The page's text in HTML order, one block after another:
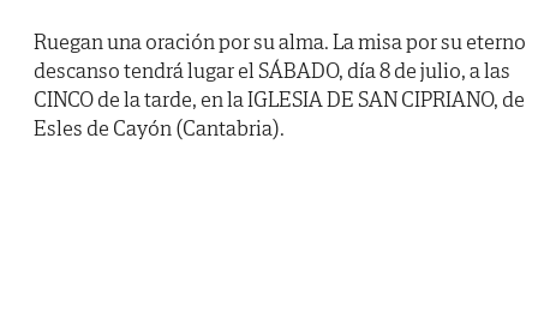
Ruegan una oración por su alma. La misa por su eterno
descanso tendrá lugar el SÁBADO, día 8 de julio, a las
CINCO de la tarde, en la IGLESIA DE SAN CIPRIANO, de
Esles de Cayón (Cantabria).